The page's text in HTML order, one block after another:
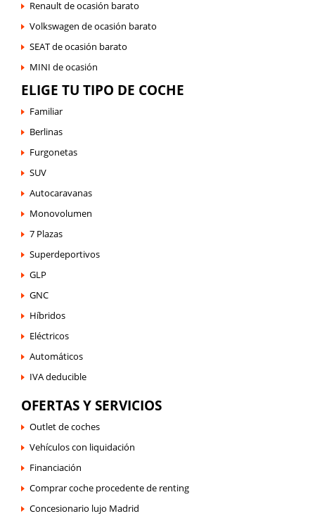
Renault de ocasión barato
Volkswagen de ocasión barato
SEAT de ocasión barato
MINI de ocasión
ELIGE TU TIPO DE COCHE
Familiar
Berlinas
Furgonetas
SUV
Autocaravanas
Monovolumen
7 Plazas
Superdeportivos
GLP
GNC
Híbridos
Eléctricos
Automáticos
IVA deducible
OFERTAS Y SERVICIOS
Outlet de coches
Vehículos con liquidación
Financiación
Comprar coche procedente de renting
Concesionario lujo Madrid